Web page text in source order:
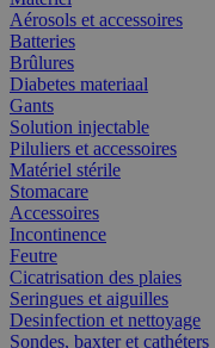
Aérosols et accessoires
Batteries
Brûlures
Diabetes materiaal
Gants
Solution injectable
Piluliers et accessoires
Matériel stérile
Stomacare
Accessoires
Incontinence
Feutre
Cicatrisation des plaies
Seringues et aiguilles
Desinfection et nettoyage
Sondes, baxter et cathéters